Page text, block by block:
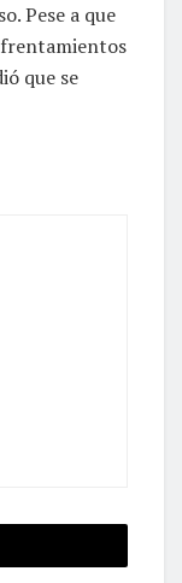
Pese a que
que se